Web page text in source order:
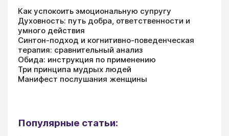
Как успокоить эмоциональную супругу
Духовность: путь добра, ответственности и
умного действия
Синтон-подход и когнитивно-поведенческая
терапия: сравнительный анализ
Обида: инструкция по применению
Три принципа мудрых людей
Манифест послушания женщины
Популярные статьи: